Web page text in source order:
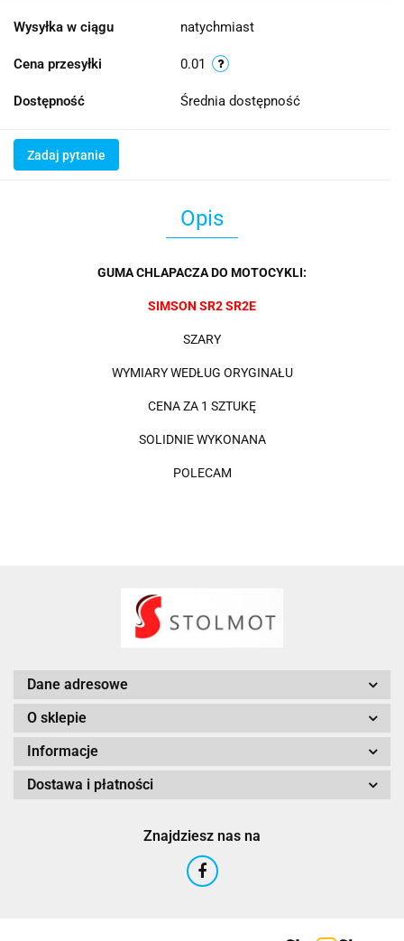
Wysyłka w ciągu natychmiast
Cena przesyłki 0.01
Dostępność Średnia dostępność
Zadaj pytanie
Opis
GUMA CHLAPACZA DO MOTOCYKLI:
SIMSON SR2 SR2E
SZARY
WYMIARY WEDŁUG ORYGINAŁU
CENA ZA 1 SZTUKĘ
SOLIDNIE WYKONANA
POLECAM
Dane adresowe
O sklepie
Informacje
Dostawa i płatności
Znajdziesz nas na